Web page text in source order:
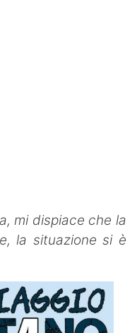
mi dispiace che la
la situazione si è